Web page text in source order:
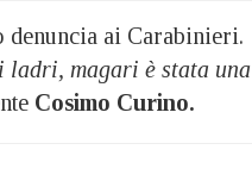
ai Carabinieri.
ladri, magari è stata una
Cosimo Curino.